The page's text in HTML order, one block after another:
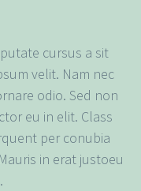
cursus a sit
velit. Nam nec
odio. Sed non
eu in elit. Class
per conubia
in erat justoeu